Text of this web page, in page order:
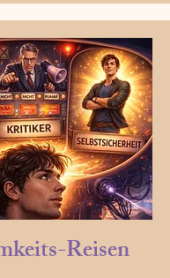
Reisen